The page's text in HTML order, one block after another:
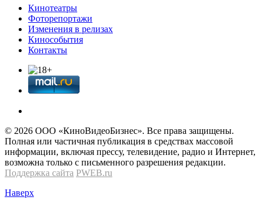
Кинотеатры
Фоторепортажи
Изменения в релизах
Кинособытия
Контакты
© 2026 OOО «КиноВидеоБизнес». Все права защищены.
Полная или частичная публикация в средствах массовой
информации, включая прессу, телевидение, радио и Интернет,
возможна только с письменного разрешения редакции.
Поддержка сайта PWEB.ru
Наверх